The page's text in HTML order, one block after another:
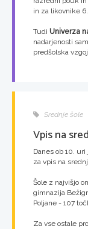
in za likovnike
Tudi Univerza
nadarjenosti
predšolska
Srednje šole
Vpis na
Danes ob 10.
za vpis na
Šole z najvišjo
gimnazija
Poljane - 107
Za vse ostale